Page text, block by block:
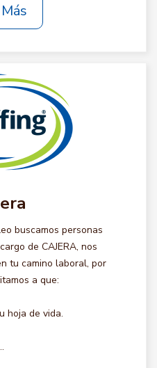
buscamos personas
de CAJERA, nos
tu camino laboral, por
a que:
hoja de vida.